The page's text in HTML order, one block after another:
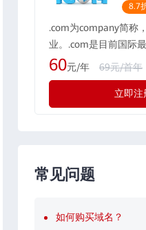
8.7
.com为company简称
业。.com是目前国际
域名格式，现全球的
际最广泛流行的通用
示为“公司”，形如：
60元/年 69元/首年
立即注
常见问题
如何购买域名？